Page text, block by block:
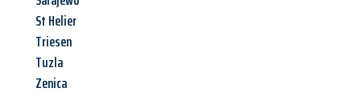
St Helier
Triesen
Tuzla
Zenica